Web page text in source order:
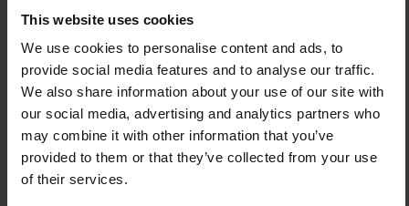
This website uses cookies
We use cookies to personalise content and ads, to
provide social media features and to analyse our traffic.
We also share information about your use of our site with
our social media, advertising and analytics partners who
may combine it with other information that you’ve
provided to them or that they’ve collected from your use
of their services.